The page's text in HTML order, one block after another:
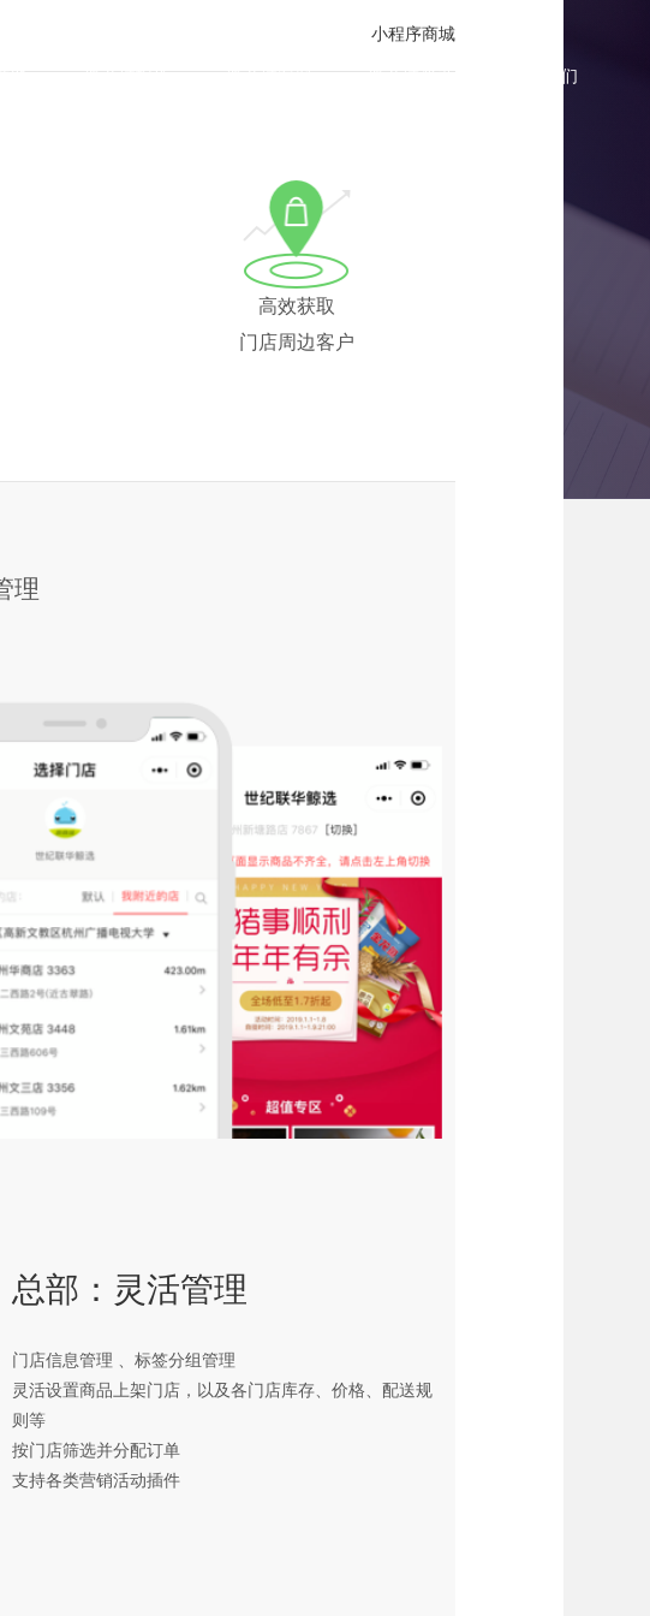
能 微商城报价 微商城案例 微商城资讯 联系我们
供完整的经营解决方案
小程序商城
高效获取
门店周边客户
理
总部：灵活管理
门店信息管理 、标签分组管理
灵活设置商品上架门店，以及各门店库存、价格、配送规
则等
按门店筛选并分配订单
支持各类营销活动插件